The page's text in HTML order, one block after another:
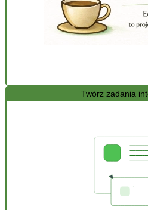
Twórz zadania